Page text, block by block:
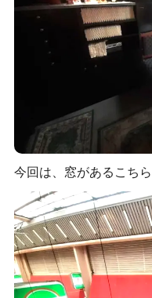
今回は、窓があるこち